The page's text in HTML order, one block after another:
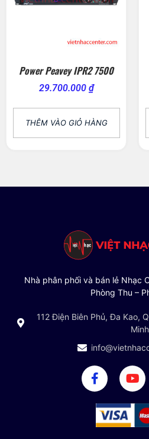
Power Peavey IPR2 7500
29.700.000 ₫
THÊM VÀO GIỎ HÀNG
Nhà phân phối và bán lẻ Nhạc
Phòng Thu –
112 Điện Biên Phủ, Đa Kao,
Minh